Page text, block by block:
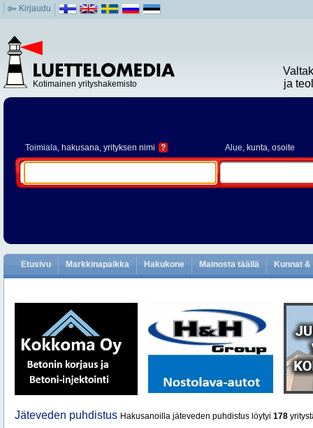
Kirjaudu
Kotimainen yrityshakemisto
ja
Toimiala, hakusana, yrityksen nimi ? Alue, kunta, osoite
Etusivu Markkinapaikka Hakukone Mainosta täällä Kunnat
Jäteveden puhdistus Hakusanoilla jäteveden puhdistus löytyi 178